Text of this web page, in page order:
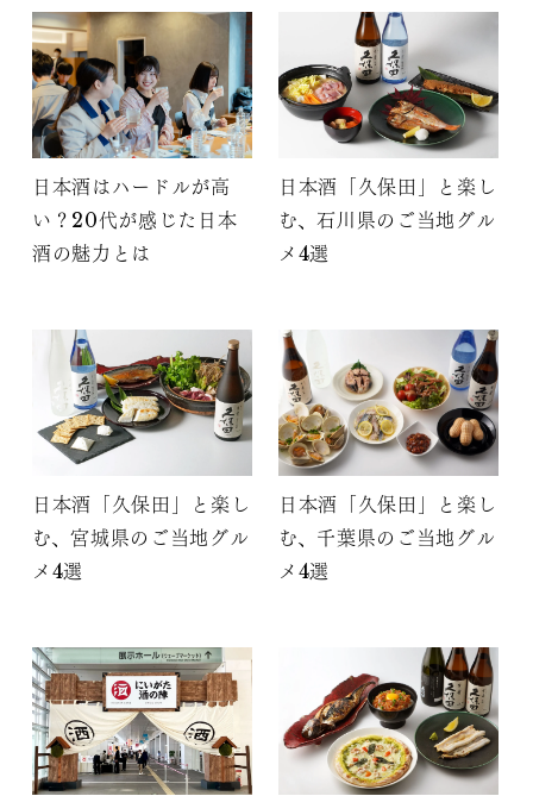
日本酒はハードルが高
い？20代が感じた日本
酒の魅力とは
日本酒「久保田」と楽し
む、石川県のご当地グル
メ4選
日本酒「久保田」と楽し
む、宮城県のご当地グル
メ4選
日本酒「久保田」と楽し
む、千葉県のご当地グル
メ4選